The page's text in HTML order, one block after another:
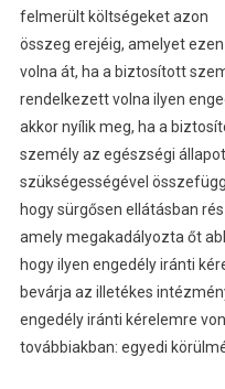
felmerült költségeket azon
összeg erejéig, amelyet
volna át, ha a biztosított
rendelkezett volna ilyen
akkor nyílik meg, ha a
személy az egészségi
szükségességével
hogy sürgősen ellátásban
amely megakadályozta őt
hogy ilyen engedély iránti
bevárja az illetékes
engedély iránti kérelemre
továbbiakban: egyedi